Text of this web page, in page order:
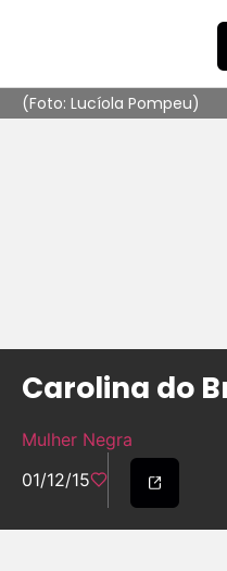
(Foto: Lucíola Pompeu)
Carolina do
Mulher Negra
01/12/15